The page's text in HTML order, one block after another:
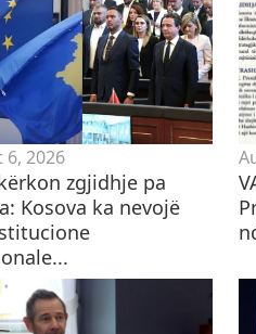
6, 2026
zgjidhje pa
Kosova ka nevojë